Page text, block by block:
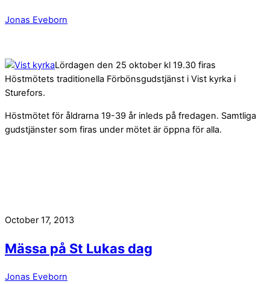
Jonas Eveborn
Lördagen den 25 oktober kl 19.30 firas
Höstmötets traditionella Förbönsgudstjänst i Vist kyrka i
Sturefors.
Höstmötet för åldrarna 19-39 år inleds på fredagen. Samtliga
gudstjänster som firas under mötet är öppna för alla.
October 17, 2013
Mässa på St Lukas dag
Jonas Eveborn